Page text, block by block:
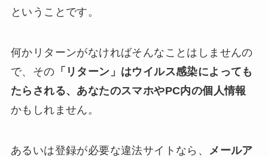
ということです。
何かリターンがなければそんなことはしませんの
で、その 「リターン」はウイルス感染によっても
たらされる、あなたのスマホやPC内の個人情報
かもしれません。
あるいは登録が必要な違法サイトなら、
メールア